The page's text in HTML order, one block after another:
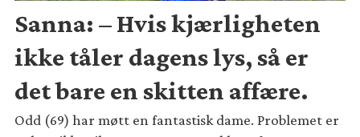
Sanna: – Hvis kjærligheten
ikke tåler dagens lys, så er
det bare en skitten affære.
Odd (69) har møtt en fantastisk dame. Problemet er